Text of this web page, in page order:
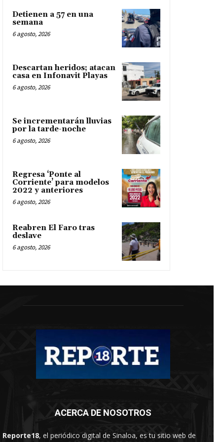
Detienen a 57 en una
semana
6 agosto, 2026
Descartan heridos; atacan
casa en Infonavit Playas
6 agosto, 2026
Se incrementarán lluvias
por la tarde-noche
6 agosto, 2026
Regresa ‘Ponte al
Corriente’ para modelos
2022 y anteriores
6 agosto, 2026
Reabren El Faro tras
deslave
6 agosto, 2026
ACERCA DE NOSOTROS
Reporte18, el periódico digital de Sinaloa, es tu sitio web de